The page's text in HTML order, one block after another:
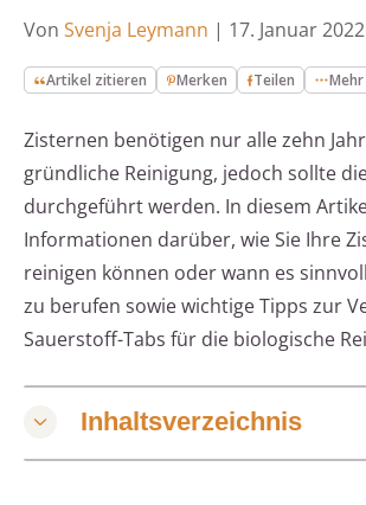
Von Svenja Leymann | 17. Januar 2022
Artikel zitieren Merken Teilen Mehr
Zisternen benötigen nur alle zehn
gründliche Reinigung, jedoch sollte
durchgeführt werden. In diesem
Informationen darüber, wie Sie Ihre
reinigen können oder wann es
zu berufen sowie wichtige Tipps zur
Sauerstoff-Tabs für die biologische
Inhaltsverzeichnis